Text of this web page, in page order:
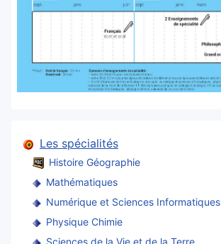
Les spécialités
Histoire Géographie
Mathématiques
Numérique et Sciences Informatiques
Physique Chimie
Sciences de la Vie et de la Terre